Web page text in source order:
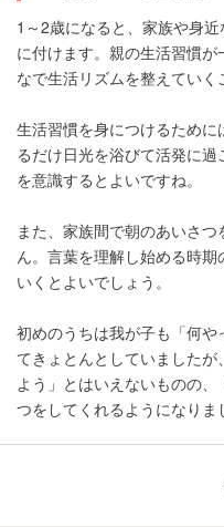
1～2歳になると、家族や身
に付けます。親の生活習慣
なで生活リズムを整えていく
生活習慣を身につけるため
るだけ日光を浴びて活発に
を意識するとよいですね。
また、家族間で朝のあいさ
ん。言葉を理解し始める時
いくとよいでしょう。
初めのうちは我が子も「何
てきょとんとしていました
よう」とはいえないものの
つをしてくれるようになりま